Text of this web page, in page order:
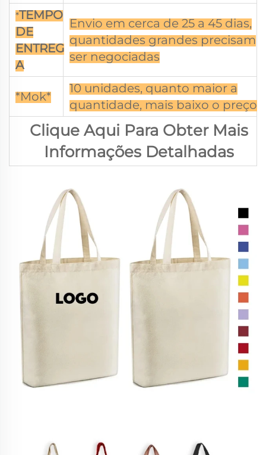
*TEMPO
DE
ENTREG
A
Envio em cerca de 25 a 45 dias,
quantidades grandes precisam
ser negociadas
*Mok*
10 unidades, quanto maior a
quantidade, mais baixo o preço
Clique Aqui Para Obter Mais
Informações Detalhadas